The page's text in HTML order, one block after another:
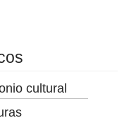
cultural